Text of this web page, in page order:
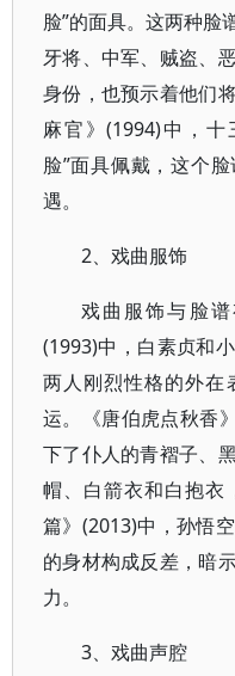
脸”的面具。这两种脸
牙将、中军、贼盗、
身份，也预示着他们
麻官》(1994)中，
脸”面具佩戴，这个
遇。
2、戏曲服饰
戏曲服饰与脸
(1993)中，白素贞和
两人刚烈性格的外在
运。《唐伯虎点秋香
下了仆人的青褶子、
帽、白箭衣和白抱衣
篇》(2013)中，孙悟
的身材构成反差，暗
力。
3、戏曲声腔